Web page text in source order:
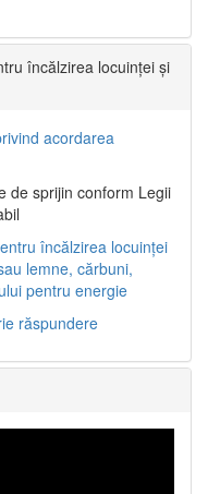
încălzirea locuinței și
acordarea
de sprijin conform Legii
încălzirea locuinței
lemne, cărbuni,
pentru energie
răspundere